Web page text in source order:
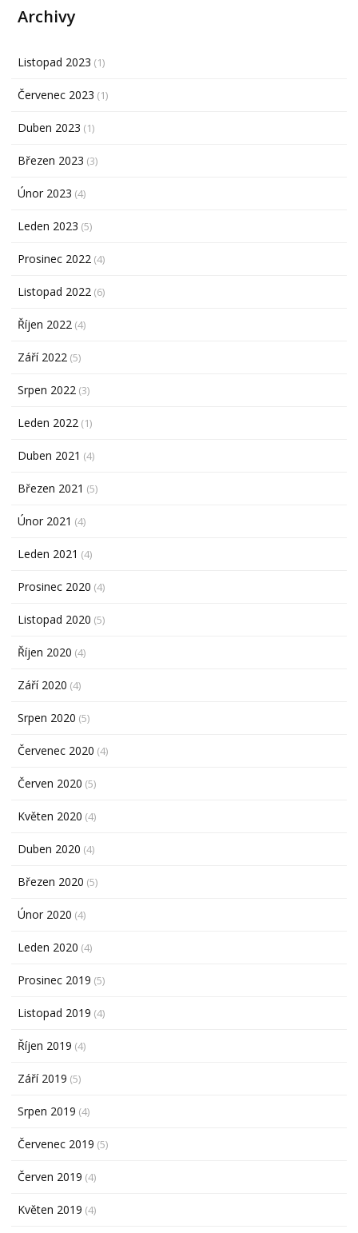
Archivy
Listopad 2023 (1)
Červenec 2023 (1)
Duben 2023 (1)
Březen 2023 (3)
Únor 2023 (4)
Leden 2023 (5)
Prosinec 2022 (4)
Listopad 2022 (6)
Říjen 2022 (4)
Září 2022 (5)
Srpen 2022 (3)
Leden 2022 (1)
Duben 2021 (4)
Březen 2021 (5)
Únor 2021 (4)
Leden 2021 (4)
Prosinec 2020 (4)
Listopad 2020 (5)
Říjen 2020 (4)
Září 2020 (4)
Srpen 2020 (5)
Červenec 2020 (4)
Červen 2020 (5)
Květen 2020 (4)
Duben 2020 (4)
Březen 2020 (5)
Únor 2020 (4)
Leden 2020 (4)
Prosinec 2019 (5)
Listopad 2019 (4)
Říjen 2019 (4)
Září 2019 (5)
Srpen 2019 (4)
Červenec 2019 (5)
Červen 2019 (4)
Květen 2019 (4)